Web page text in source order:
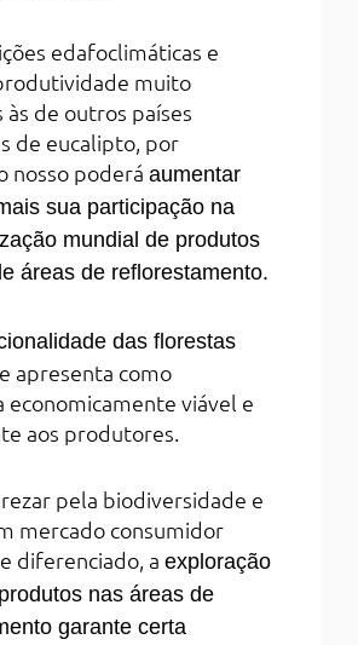
edafoclimáticas e
muito
às de outros países
de eucalipto, por
nosso poderá aumentar
sua participação na
mundial de produtos
áreas de reflorestamento.
das florestas
apresenta como
economicamente viável e
aos produtores.
pela biodiversidade e
mercado consumidor
diferenciado, a exploração
nas áreas de
garante certa